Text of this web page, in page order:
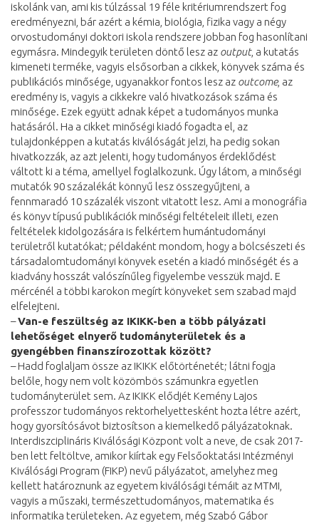
iskolánk van, ami kis túlzással 19 féle kritériumrendszert fog
eredményezni, bár azért a kémia, biológia, fizika vagy a négy
orvostudományi doktori iskola rendszere jobban fog hasonlítani
egymásra. Mindegyik területen döntő lesz az output, a kutatás
kimeneti terméke, vagyis elsősorban a cikkek, könyvek száma és
publikációs minősége, ugyanakkor fontos lesz az outcome, az
eredmény is, vagyis a cikkekre való hivatkozások száma és
minősége. Ezek együtt adnak képet a tudományos munka
hatásáról. Ha a cikket minőségi kiadó fogadta el, az
tulajdonképpen a kutatás kiválóságát jelzi, ha pedig sokan
hivatkozzák, az azt jelenti, hogy tudományos érdeklődést
váltott ki a téma, amellyel foglalkozunk. Úgy látom, a minőségi
mutatók 90 százalékát könnyű lesz összegyűjteni, a
fennmaradó 10 százalék viszont vitatott lesz. Ami a monográfia
és könyv típusú publikációk minőségi feltételeit illeti, ezen
feltételek kidolgozására is felkértem humántudományi
területről kutatókat; példaként mondom, hogy a bölcsészeti és
társadalomtudományi könyvek esetén a kiadó minőségét és a
kiadvány hosszát valószínűleg figyelembe vesszük majd. E
mércénél a többi karokon megírt könyveket sem szabad majd
elfelejteni.
–Van-e feszültség az IKIKK-ben a több pályázati
lehetőséget elnyerő tudományterületek és a
gyengébben finanszírozottak között?
– Hadd foglaljam össze az IKIKK előtörténetét; látni fogja
belőle, hogy nem volt közömbös számunkra egyetlen
tudományterület sem. Az IKIKK elődjét Kemény Lajos
professzor tudományos rektorhelyettesként hozta létre azért,
hogy gyorsítósávot biztosítson a kiemelkedő pályázatoknak.
Interdiszciplináris Kiválósági Központ volt a neve, de csak 2017-
ben lett feltöltve, amikor kiírtak egy Felsőoktatási Intézményi
Kiválósági Program (FIKP) nevű pályázatot, amelyhez meg
kellett határoznunk az egyetem kiválósági témáit az MTMI,
vagyis a műszaki, természettudományos, matematika és
informatika területeken. Az egyetem, még Szabó Gábor